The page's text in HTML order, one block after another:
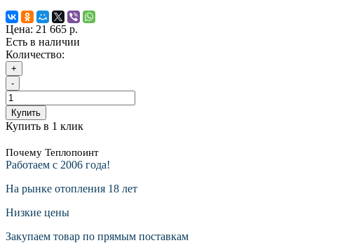
Цена: 21 665 р.
Есть в наличии
Количество:
+
-
Купить
Купить в 1 клик
Почему Теплопоинт
Работаем с 2006 года!
На рынке отопления 18 лет
Низкие цены
Закупаем товар по прямым поставкам